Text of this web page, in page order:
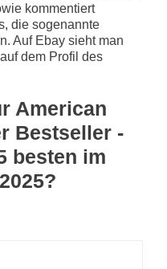
kommentiert
die sogenannte
Auf Ebay sieht man
dem Profil des
American
Bestseller -
besten im